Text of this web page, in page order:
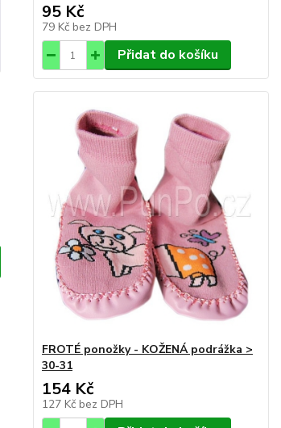
95 Kč
79 Kč bez DPH
Přidat do košíku
FROTÉ ponožky - KOŽENÁ podrážka >
30-31
154 Kč
127 Kč bez DPH